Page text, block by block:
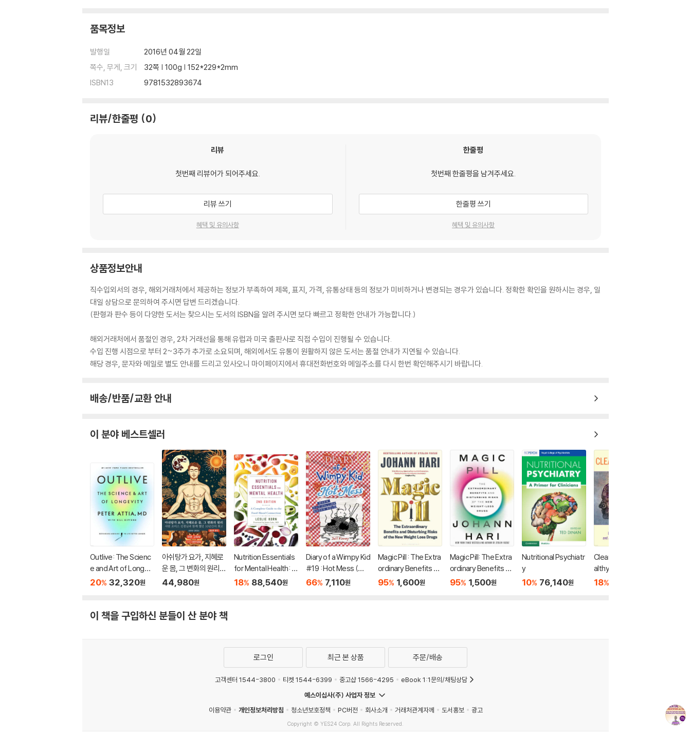
품목정보
발행일
2016년 04월 22일
쪽수, 무게, 크기
32쪽 | 100g | 152*229*2mm
ISBN13
9781532893674
리뷰/한줄평 0
리뷰
첫번째 리뷰어가 되어주세요.
리뷰 쓰기
혜택 및 유의사항
한줄평
첫번째 한줄평을 남겨주세요.
한줄평 쓰기
혜택 및 유의사항
상품정보안내
직수입외서의 경우, 해외거래처에서 제공하는 정보가 부족하여 제목, 표지, 가격, 유통상태 등의 정보가 미비하거나 변경되는 경우가 있습니다. 정확한 확인을 원하시는 경우, 일
대일 상담으로 문의하여 주시면 답변 드리겠습니다.
(판형과 판수 등이 다양한 도서는 찾으시는 도서의 ISBN을 알려 주시면 보다 빠르고 정확한 안내가 가능합니다.)
해외거래처에서 품절인 경우, 2차 거래선을 통해 유럽과 미국 출판사로 직접 수입이 진행될 수 있습니다.
수입 진행 시점으로 부터 2~3주가 추가로 소요되며, 해외에서도 유통이 원활하지 않은 도서는 품절 안내가 지연될 수 있습니다.
해당 경우, 문자와 메일로 별도 안내를 드리고 있사오니 마이페이지에서 휴대전화번호와 메일주소를 다시 한번 확인해주시기 바랍니다.
배송/반품/교환 안내
이 분야 베스트셀러
Outlive: The Scienc
e and Art of Longevi
ty
20% 32,320원
아쉬탕가 요가, 지혜로
운 몸, 그 변화의 원리:
&#49
44,980원
Nutrition Essentials
for Mental Health: A
Complete Guide to
18% 88,540원
Diary of a Wimpy Kid
#19 : Hot Mess (미
국판)
66% 7,110원
Magic Pill : The Extra
ordinary Benefits an
d Disturbing Risks o
95% 1,600원
Magic Pill: The Extra
ordinary Benefits an
d Disturbing Risks o
95% 1,500원
Nutritional Psychiatr
y
10% 76,140원
Clearly Keto: For He
althy Brain Aging an
d Alzheimer's Preve
18%
이 책을 구입하신 분들이 산 분야 책
로그인 최근 본 상품 주문/배송
고객센터 1544-3800 티켓 1544-6399 중고샵 1566-4295
eBook 1:1문의/채팅상담
예스이십사(주) 사업자 정보
이용약관
개인정보처리방침 청소년보호정책 PC버전 회사소개 거래처관계자께 도서홍보 광고
Copyright © YES24 Corp. All Rights Reserved.